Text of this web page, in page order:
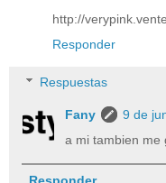
http://
Responder
Respuestas
Fany
9 de
a mi tambien me